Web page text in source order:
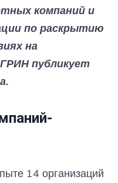
компаний и
по раскрытию
на
публикует
14 организаций